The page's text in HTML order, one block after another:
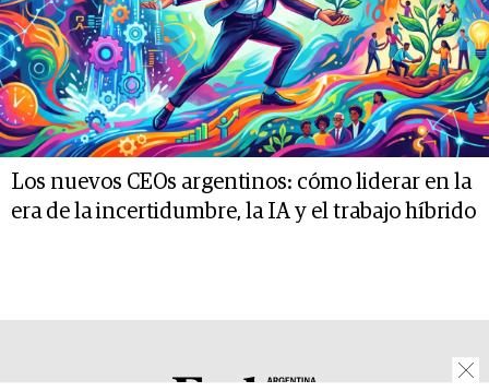
Los nuevos CEOs argentinos: cómo liderar en la
era de la incertidumbre, la IA y el trabajo híbrido